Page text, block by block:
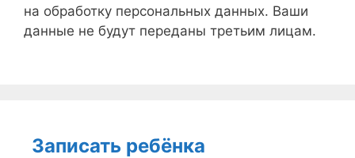
на обработку персональных данных. Ваши
данные не будут переданы третьим лицам.
Записать ребёнка